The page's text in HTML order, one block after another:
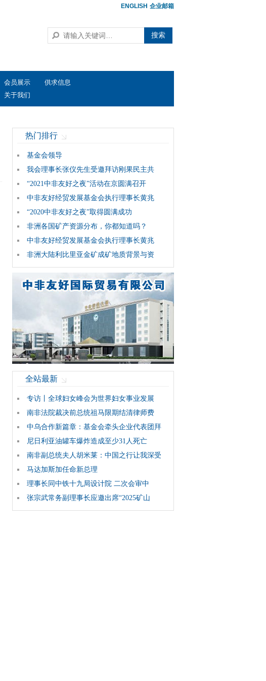
ENGLISH 企业邮箱
搜索
会员展示
供求信息
关于我们
热门排行
基金会领导
我会理事长张仪先生受邀拜访刚果民主共
“2021中非友好之夜”活动在京圆满召开
中非友好经贸发展基金会执行理事长黄兆
“2020中非友好之夜”取得圆满成功
非洲各国矿产资源分布，你都知道吗？
中非友好经贸发展基金会执行理事长黄兆
非洲大陆利比里亚金矿成矿地质背景与资
全站最新
专访丨全球妇女峰会为世界妇女事业发展
南非法院裁决前总统祖马限期结清律师费
中乌合作新篇章：基金会牵头企业代表团拜
尼日利亚油罐车爆炸造成至少31人死亡
南非副总统夫人胡米莱：中国之行让我深受
马达加斯加任命新总理
理事长同中铁十九局设计院 二次会审中
张宗武常务副理事长应邀出席“2025矿山